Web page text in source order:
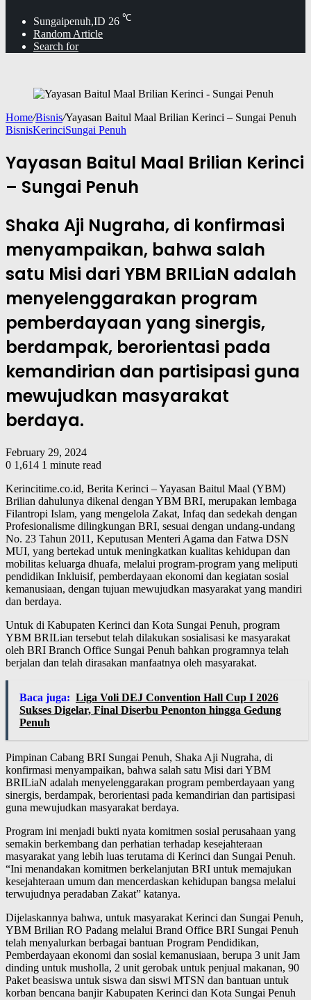
Sungaipenuh,ID 26 ℃
Random Article
Search for
Home/Bisnis/Yayasan Baitul Maal Brilian Kerinci – Sungai Penuh
BisnisKerinciSungai Penuh
Yayasan Baitul Maal Brilian Kerinci
– Sungai Penuh
Shaka Aji Nugraha, di konfirmasi
menyampaikan, bahwa salah
satu Misi dari YBM BRILiaN adalah
menyelenggarakan program
pemberdayaan yang sinergis,
berdampak, berorientasi pada
kemandirian dan partisipasi guna
mewujudkan masyarakat
berdaya.
February 29, 2024
0 1,614 1 minute read
Kerincitime.co.id, Berita Kerinci – Yayasan Baitul Maal (YBM)
Brilian dahulunya dikenal dengan YBM BRI, merupakan lembaga
Filantropi Islam, yang mengelola Zakat, Infaq dan sedekah dengan
Profesionalisme dilingkungan BRI, sesuai dengan undang-undang
No. 23 Tahun 2011, Keputusan Menteri Agama dan Fatwa DSN
MUI, yang bertekad untuk meningkatkan kualitas kehidupan dan
mobilitas keluarga dhuafa, melalui program-program yang meliputi
pendidikan Inkluisif, pemberdayaan ekonomi dan kegiatan sosial
kemanusiaan, dengan tujuan mewujudkan masyarakat yang mandiri
dan berdaya.
Untuk di Kabupaten Kerinci dan Kota Sungai Penuh, program
YBM BRILian tersebut telah dilakukan sosialisasi ke masyarakat
oleh BRI Branch Office Sungai Penuh bahkan programnya telah
berjalan dan telah dirasakan manfaatnya oleh masyarakat.
Baca juga: Liga Voli DEJ Convention Hall Cup I 2026
Sukses Digelar, Final Diserbu Penonton hingga Gedung
Penuh
Pimpinan Cabang BRI Sungai Penuh, Shaka Aji Nugraha, di
konfirmasi menyampaikan, bahwa salah satu Misi dari YBM
BRILiaN adalah menyelenggarakan program pemberdayaan yang
sinergis, berdampak, berorientasi pada kemandirian dan partisipasi
guna mewujudkan masyarakat berdaya.
Program ini menjadi bukti nyata komitmen sosial perusahaan yang
semakin berkembang dan perhatian terhadap kesejahteraan
masyarakat yang lebih luas terutama di Kerinci dan Sungai Penuh.
“Ini menandakan komitmen berkelanjutan BRI untuk memajukan
kesejahteraan umum dan mencerdaskan kehidupan bangsa melalui
terwujudnya peradaban Zakat” katanya.
Dijelaskannya bahwa, untuk masyarakat Kerinci dan Sungai Penuh,
YBM Brilian RO Padang melalui Brand Office BRI Sungai Penuh
telah menyalurkan berbagai bantuan Program Pendidikan,
Pemberdayaan ekonomi dan sosial kemanusiaan, berupa 3 unit Jam
dinding untuk musholla, 2 unit gerobak untuk penjual makanan, 90
Paket beasiswa untuk siswa dan siswi MTSN dan bantuan untuk
korban bencana banjir Kabupaten Kerinci dan Kota Sungai Penuh